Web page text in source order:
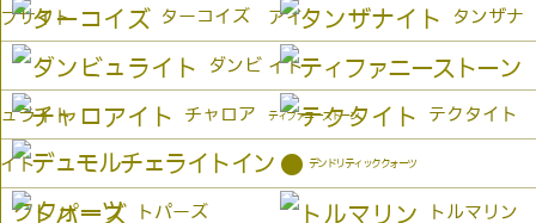
プサイト アイ
ターコイズ タンザナ
イト
ダンビ
ュライト ティファニーストーン
チャロア
イト
テクタイト
● デンドリティッククォーツ
トパーズ トルマリン